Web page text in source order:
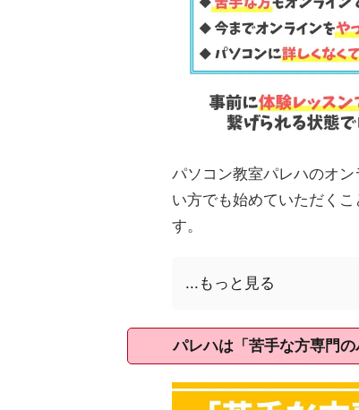
パソコン教室パレハのオ
い方でも始めていただく
す。
...もっと見る
パレハは「苦手な方専門